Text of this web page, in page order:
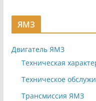
ЯМЗ
Двигатель ЯМЗ
Техническая
Техническое
Трансмиссия ЯМЗ